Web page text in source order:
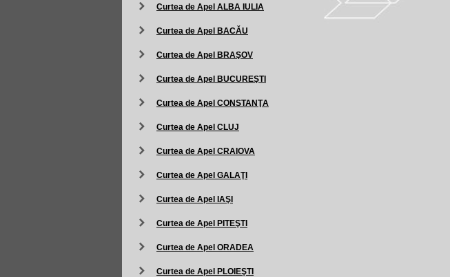
Curtea de Apel ALBA IULIA
Curtea de Apel BACĂU
Curtea de Apel BRAŞOV
Curtea de Apel BUCUREŞTI
Curtea de Apel CONSTANŢA
Curtea de Apel CLUJ
Curtea de Apel CRAIOVA
Curtea de Apel GALAŢI
Curtea de Apel IAŞI
Curtea de Apel PITEŞTI
Curtea de Apel ORADEA
Curtea de Apel PLOIEŞTI